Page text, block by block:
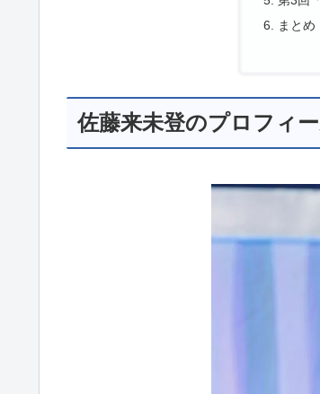
まとめ
佐藤来未登のプロフィ